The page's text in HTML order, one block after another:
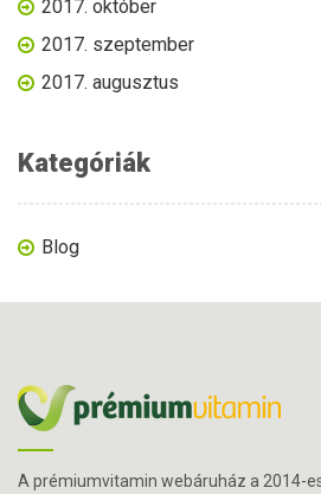
2017. október
2017. szeptember
2017. augusztus
Kategóriák
Blog
A prémiumvitamin webáruház a 2014-